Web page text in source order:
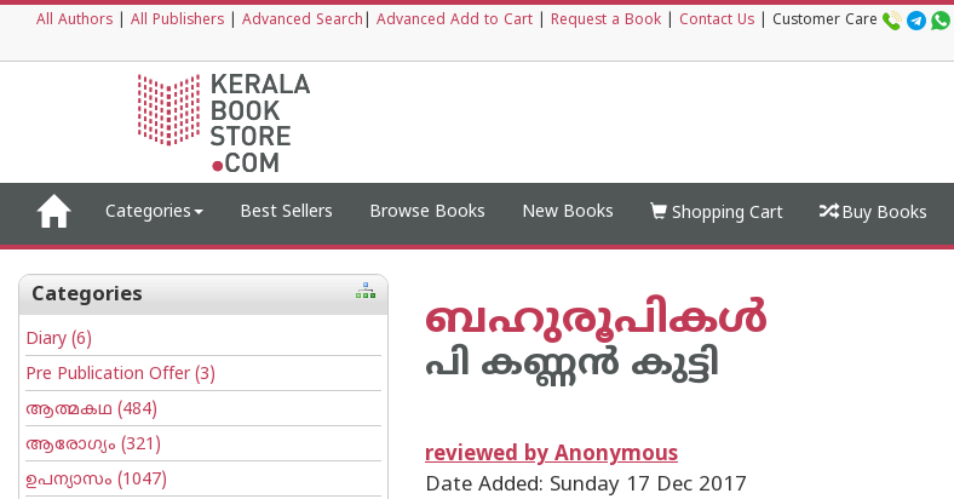
All Authors All Publishers Advanced Search Advanced Add to Cart Request a Book Contact Us Customer Care
Categories Best Sellers Browse Books New Books Shopping Cart Buy Books
Categories
Diary (6)
Pre Publication Offer(3)
ആത്മകഥ (484)
ആരോഗ്യം (321)
ഉപന്യാസം (1047)
ബഹുരൂപികൾ
പി കണ്ണന്‍ കുട്ടി
reviewed by Anonymous
Date Added: Sunday 17 Dec 2017